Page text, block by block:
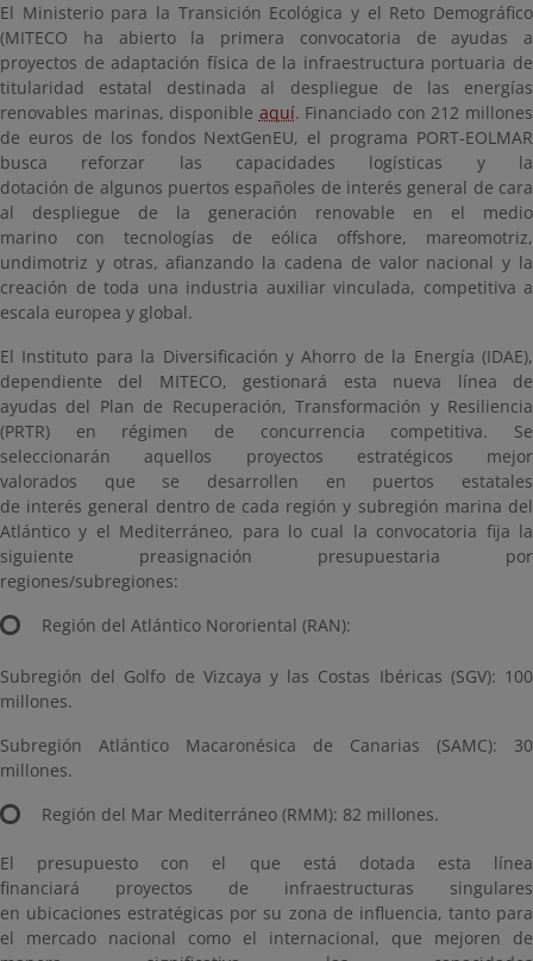
El Ministerio para la Transición Ecológica y el Reto Demográfico
(MITECO ha abierto la primera convocatoria de ayudas a
proyectos de adaptación física de la infraestructura portuaria de
titularidad estatal destinada al despliegue de las energías
renovables marinas, disponible aquí. Financiado con 212 millones
de euros de los fondos NextGenEU, el programa PORT-EOLMAR
busca reforzar las capacidades logísticas y la
dotación de algunos puertos españoles de interés general de cara
al despliegue de la generación renovable en el medio
marino con tecnologías de eólica offshore, mareomotriz,
undimotriz y otras, afianzando la cadena de valor nacional y la
creación de toda una industria auxiliar vinculada, competitiva a
escala europea y global.
El Instituto para la Diversificación y Ahorro de la Energía (IDAE),
dependiente del MITECO, gestionará esta nueva línea de
ayudas del Plan de Recuperación, Transformación y Resiliencia
(PRTR) en régimen de concurrencia competitiva. Se
seleccionarán aquellos proyectos estratégicos mejor
valorados que se desarrollen en puertos estatales
de interés general dentro de cada región y subregión marina del
Atlántico y el Mediterráneo, para lo cual la convocatoria fija la
siguiente preasignación presupuestaria por
regiones/subregiones:
Región del Atlántico Nororiental (RAN):
Subregión del Golfo de Vizcaya y las Costas Ibéricas (SGV): 100
millones.
Subregión Atlántico Macaronésica de Canarias (SAMC): 30
millones.
Región del Mar Mediterráneo (RMM): 82 millones.
El presupuesto con el que está dotada esta línea
financiará proyectos de infraestructuras singulares
en ubicaciones estratégicas por su zona de influencia, tanto para
el mercado nacional como el internacional, que mejoren de